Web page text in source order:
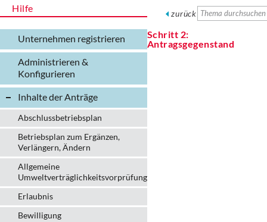
Hilfe
Unternehmen registrieren
Administrieren &
Konfigurieren
Inhalte der Anträge
Abschlussbetriebsplan
Betriebsplan zum Ergänzen,
Verlängern, Ändern
Allgemeine
Umweltverträglichkeitsvorprüfung
Erlaubnis
Bewilligung
zurück
Schritt 2:
Antragsgegenstand